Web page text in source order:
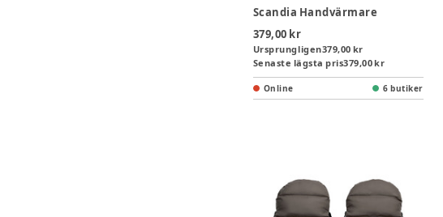
Scandia Handvärmare
379,00 kr
Ursprungligen379,00 kr
Senaste lägsta pris379,00 kr
Online 6 butiker